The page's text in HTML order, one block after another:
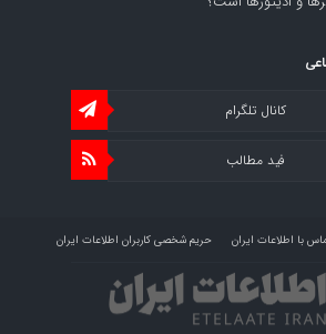
کانال تلگرام
فید مطالب
با اطلاعات ایران حریم شخصی کاربران اطلاعات ایران
ایران تبلیغات در اطلاعات ایران تحلیل اطلاعات سرمایه